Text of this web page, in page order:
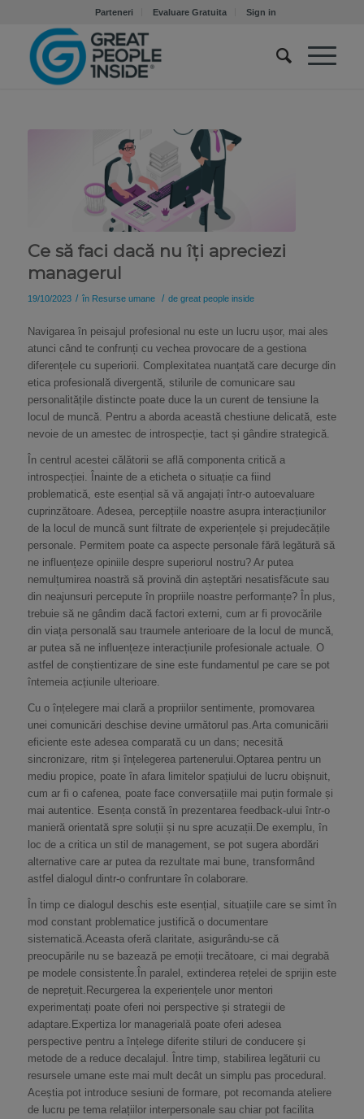
Parteneri Evaluare Gratuita Sign in
Ce să faci dacă nu îți apreciezi
managerul
19/10/2023 / în Resurse umane / de great people inside
Navigarea în peisajul profesional nu este un lucru ușor, mai ales
atunci când te confrunți cu vechea provocare de a gestiona
diferențele cu superiorii. Complexitatea nuanțată care decurge din
etica profesională divergentă, stilurile de comunicare sau
personalitățile distincte poate duce la un curent de tensiune la
locul de muncă. Pentru a aborda această chestiune delicată, este
nevoie de un amestec de introspecție, tact și gândire strategică.
În centrul acestei călătorii se află componenta critică a
introspecției. Înainte de a eticheta o situație ca fiind
problematică, este esențial să vă angajați într-o autoevaluare
cuprinzătoare. Adesea, percepțiile noastre asupra interacțiunilor
de la locul de muncă sunt filtrate de experiențele și prejudecățile
personale. Permitem poate ca aspecte personale fără legătură să
ne influențeze opiniile despre superiorul nostru? Ar putea
nemulțumirea noastră să provină din așteptări nesatisfăcute sau
din neajunsuri percepute în propriile noastre performanțe? În plus,
trebuie să ne gândim dacă factori externi, cum ar fi provocările
din viața personală sau traumele anterioare de la locul de muncă,
ar putea să ne influențeze interacțiunile profesionale actuale. O
astfel de conștientizare de sine este fundamentul pe care se pot
întemeia acțiunile ulterioare.
Cu o înțelegere mai clară a propriilor sentimente, promovarea
unei comunicări deschise devine următorul pas.Arta comunicării
eficiente este adesea comparată cu un dans; necesită
sincronizare, ritm și înțelegerea partenerului.Optarea pentru un
mediu propice, poate în afara limitelor spațiului de lucru obișnuit,
cum ar fi o cafenea, poate face conversațiile mai puțin formale și
mai autentice. Esența constă în prezentarea feedback-ului într-o
manieră orientată spre soluții și nu spre acuzații.De exemplu, în
loc de a critica un stil de management, se pot sugera abordări
alternative care ar putea da rezultate mai bune, transformând
astfel dialogul dintr-o confruntare în colaborare.
În timp ce dialogul deschis este esențial, situațiile care se simt în
mod constant problematice justifică o documentare
sistematică.Aceasta oferă claritate, asigurându-se că
preocupările nu se bazează pe emoții trecătoare, ci mai degrabă
pe modele consistente.În paralel, extinderea rețelei de sprijin este
de neprețuit.Recurgerea la experiențele unor mentori
experimentați poate oferi noi perspective și strategii de
adaptare.Expertiza lor managerială poate oferi adesea
perspective pentru a înțelege diferite stiluri de conducere și
metode de a reduce decalajul. Între timp, stabilirea legăturii cu
resursele umane este mai mult decât un simplu pas procedural.
Aceștia pot introduce sesiuni de formare, pot recomanda ateliere
de lucru pe tema relațiilor interpersonale sau chiar pot facilita